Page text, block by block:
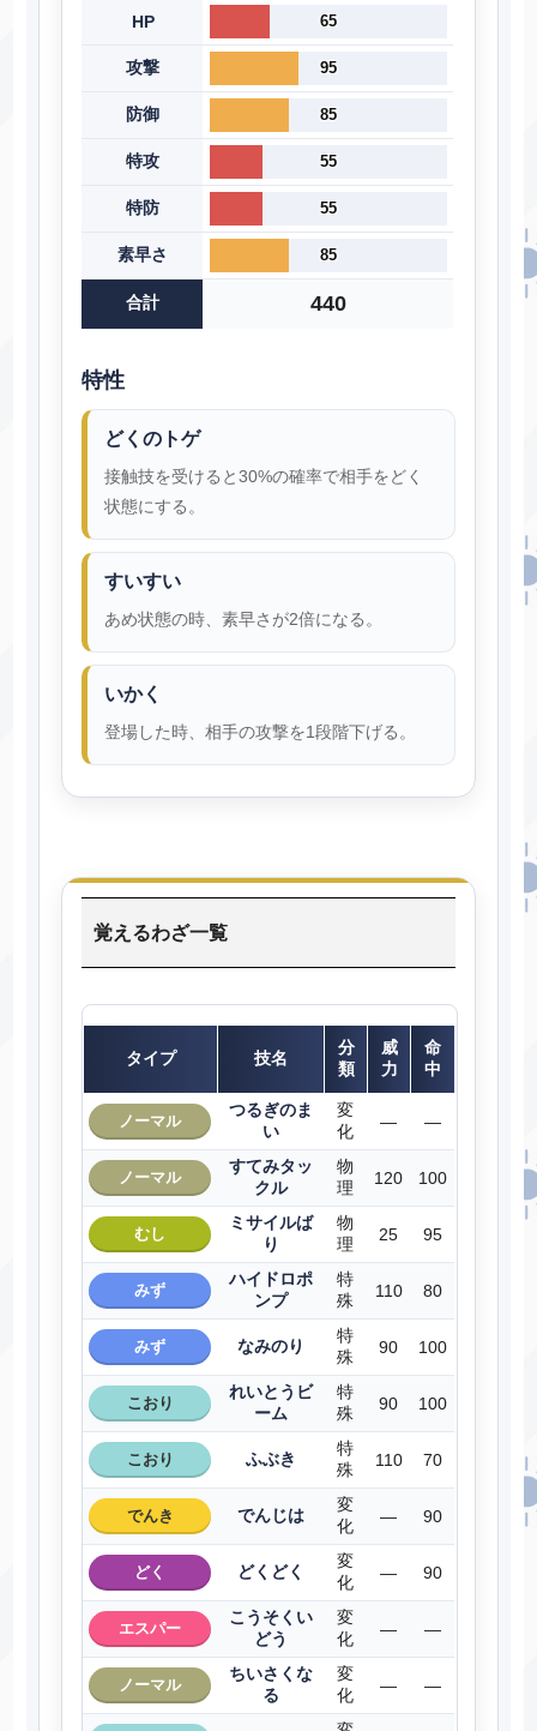
HP 65
攻撃 95
防御 85
特攻 55
特防 55
素早さ 85
合計 440
特性
どくのトゲ
接触技を受けると30%の確率で相手をどく
状態にする。
すいすい
あめ状態の時、素早さが2倍になる。
いかく
登場した時、相手の攻撃を1段階下げる。
覚えるわざ一覧
タイプ 技名
分
類
威
力
命
中
ノーマル
つるぎのま
い
変
化
― ―
ノーマル
すてみタッ
クル
物
理
120 100
むし
ミサイルば
り
物
理
25 95
みず
ハイドロポ
ンプ
特
殊
110 80
みず なみのり
特
殊
90 100
こおり
れいとうビ
ーム
特
殊
90 100
こおり ふぶき
特
殊
110 70
でんき でんじは
変
化
― 90
どく どくどく
変
化
― 90
エスパー
こうそくい
どう
変
化
― ―
ノーマル
ちいさくな
る
変
化
― ―